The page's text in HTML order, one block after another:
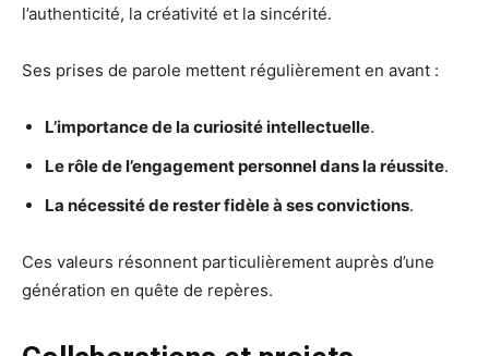
l’authenticité, la créativité et la sincérité.
Ses prises de parole mettent régulièrement en avant :
L’importance de la curiosité intellectuelle.
Le rôle de l’engagement personnel dans la réussite.
La nécessité de rester fidèle à ses convictions.
Ces valeurs résonnent particulièrement auprès d’une
génération en quête de repères.